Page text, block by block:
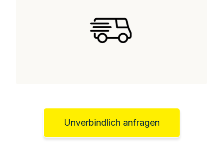
Unverbindlich anfragen